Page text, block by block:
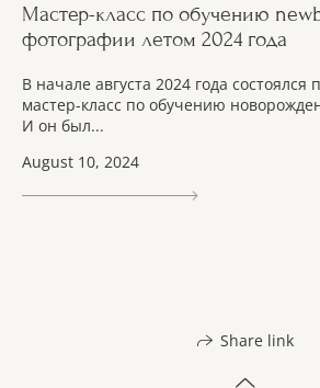
Мастер-класс по обучению
фотографии летом 2024 года
В начале августа 2024 года состоялся
мастер-класс по обучению
И он был...
August 10, 2024
Share link